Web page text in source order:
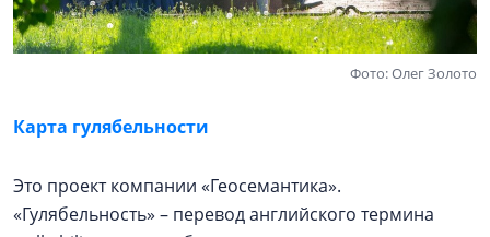
Фото: Олег Золото
Карта гулябельности
Это проект компании «Геосемантика».
«Гулябельность» – перевод английского термина